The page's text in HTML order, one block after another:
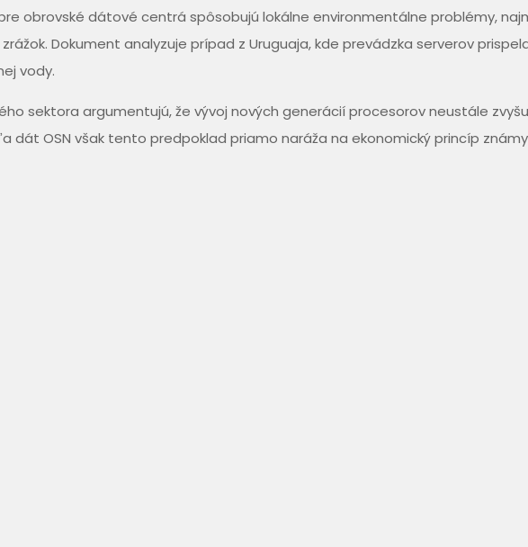
obrovské dátové centrá spôsobujú lokálne environmentálne problémy,
Dokument analyzuje prípad z Uruguaja, kde prevádzka serverov
vody.
sektora argumentujú, že vývoj nových generácií procesorov neustále
dát OSN však tento predpoklad priamo naráža na ekonomický princíp